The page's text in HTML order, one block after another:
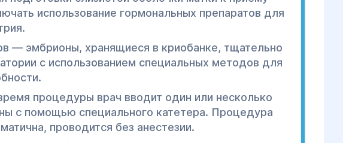
использование гормональных препаратов для
— эмбрионы, хранящиеся в криобанке, тщательно
с использованием специальных методов для
процедуры врач вводит один или несколько
с помощью специального катетера. Процедура
проводится без анестезии.